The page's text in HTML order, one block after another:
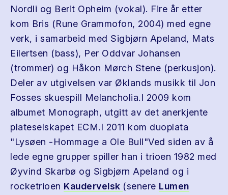
Nordli og Berit Opheim (vokal). Fire år etter
kom Bris (Rune Grammofon, 2004) med egne
verk, i samarbeid med Sigbjørn Apeland, Mats
Eilertsen (bass), Per Oddvar Johansen
(trommer) og Håkon Mørch Stene (perkusjon).
Deler av utgivelsen var Øklands musikk til Jon
Fosses skuespill Melancholia.I 2009 kom
albumet Monograph, utgitt av det anerkjente
plateselskapet ECM.I 2011 kom duoplata
"Lysøen -Hommage a Ole Bull"Ved siden av å
lede egne grupper spiller han i trioen 1982 med
Øyvind Skarbø og Sigbjørn Apeland og i
rocketrioen Kaudervelsk (senere Lumen